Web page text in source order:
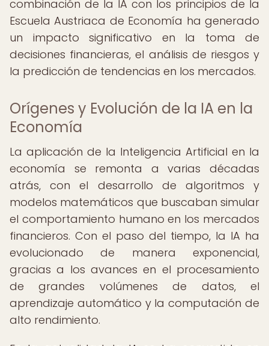
combinación de la IA con los principios de la
Escuela Austriaca de Economía ha generado
un impacto significativo en la toma de
decisiones financieras, el análisis de riesgos y
la predicción de tendencias en los mercados.
Orígenes y Evolución de la IA en la
Economía
La aplicación de la Inteligencia Artificial en la
economía se remonta a varias décadas
atrás, con el desarrollo de algoritmos y
modelos matemáticos que buscaban simular
el comportamiento humano en los mercados
financieros. Con el paso del tiempo, la IA ha
evolucionado de manera exponencial,
gracias a los avances en el procesamiento
de grandes volúmenes de datos, el
aprendizaje automático y la computación de
alto rendimiento.